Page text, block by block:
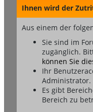
Ihnen wird der
Aus einem der
Sie sind im
zugänglich.
können Sie
Ihr
Administrator.
Es gibt
Bereich zu